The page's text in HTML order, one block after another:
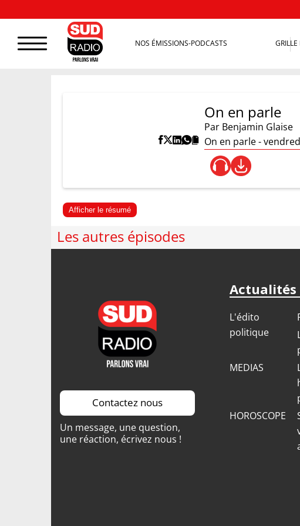
NOS ÉMISSIONS-PODCASTS
On en parle
Par Benjamin Glaise
On en parle -
Afficher le résumé
Les autres épisodes
Contactez nous
Un message, une question,
une réaction, écrivez nous !
Actualités
L'édito
politique
MEDIAS
HOROSCOPE